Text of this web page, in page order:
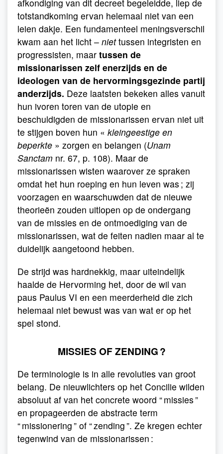
afkondiging van dit decreet begeleidde, liep de
totstandkoming ervan helemaal niet van een
leien dakje. Een fundamenteel meningsverschil
kwam aan het licht – niettussen integristen en
progressisten, maar tussen de
missionarissen zelf enerzijds en de
ideologen van de hervormingsgezinde partij
anderzijds. Deze laatsten bekeken alles vanuit
hun ivoren toren van de utopie en
beschuldigden de missionarissen ervan niet uit
te stijgen boven hun « kleingeestige en
beperkte » zorgen en belangen (Unam
Sanctam nr. 67, p. 108). Maar de
missionarissen wisten waarover ze spraken
omdat het hun roeping en hun leven was ; zij
voorzagen en waarschuwden dat de nieuwe
theorieën zouden uitlopen op de ondergang
van de missies en de ontmoediging van de
missionarissen, wat de feiten nadien maar al te
duidelijk aangetoond hebben.
De strijd was hardnekkig, maar uiteindelijk
haalde de Hervorming het, door de wil van
paus Paulus VI en een meerderheid die zich
helemaal niet bewust was van wat er op het
spel stond.
MISSIES OF ZENDING ?
De terminologie is in alle revoluties van groot
belang. De nieuwlichters op het Concilie wilden
absoluut af van het concrete woord “ missies ”
en propageerden de abstracte term
“ missionering ” of “ zending ”. Ze kregen echter
tegenwind van de missionarissen :